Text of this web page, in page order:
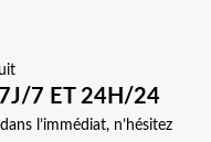
7 ET 24H/24
l’immédiat, n’hésitez